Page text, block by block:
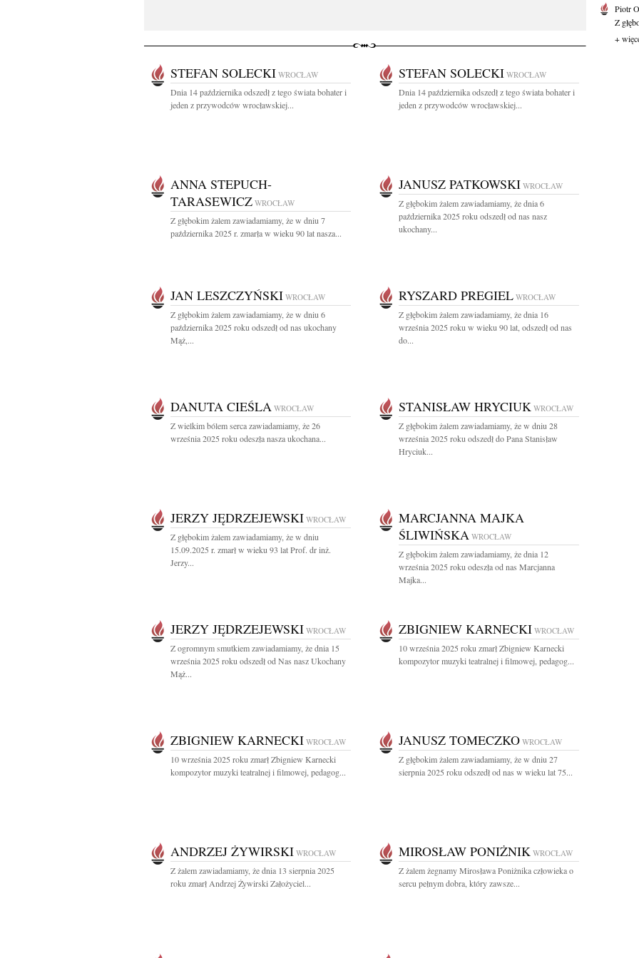
STEFAN SOLECKI WROCŁAW
Dnia 14 października odszedł z tego świata bohater i
jeden z przywodców wrocławskiej...
STEFAN SOLECKI WROCŁAW
Dnia 14 października odszedł z tego świata bohater i
jeden z przywodców wrocławskiej...
ANNA STEPUCH-
TARASEWICZ WROCŁAW
Z głębokim żalem zawiadamiamy, że w dniu 7
października 2025 r. zmarła w wieku 90 lat nasza...
JANUSZ PATKOWSKI WROCŁAW
Z głębokim żalem zawiadamiamy, że dnia 6
października 2025 roku odszedł od nas nasz
ukochany...
JAN LESZCZYŃSKI WROCŁAW
Z głębokim żalem zawiadamiamy, że w dniu 6
października 2025 roku odszedł od nas ukochany
Mąż,...
RYSZARD PREGIEL WROCŁAW
Z głębokim żalem zawiadamiamy, że dnia 16
września 2025 roku w wieku 90 lat, odszedł od nas
do...
DANUTA CIEŚLA WROCŁAW
Z wielkim bólem serca zawiadamiamy, że 26
września 2025 roku odeszła nasza ukochana...
STANISŁAW HRYCIUK WROCŁAW
Z głębokim żalem zawiadamiamy, że w dniu 28
września 2025 roku odszedł do Pana Stanisław
Hryciuk...
JERZY JĘDRZEJEWSKI WROCŁAW
Z głębokim żalem zawiadamiamy, że w dniu
15.09.2025 r. zmarł w wieku 93 lat Prof. dr inż.
Jerzy...
MARCJANNA MAJKA
ŚLIWIŃSKA WROCŁAW
Z głębokim żalem zawiadamiamy, że dnia 12
września 2025 roku odeszła od nas Marcjanna
Majka...
JERZY JĘDRZEJEWSKI WROCŁAW
Z ogromnym smutkiem zawiadamiamy, że dnia 15
września 2025 roku odszedł od Nas nasz Ukochany
Mąż...
ZBIGNIEW KARNECKI WROCŁAW
10 września 2025 roku zmarł Zbigniew Karnecki
kompozytor muzyki teatralnej i filmowej, pedagog...
ZBIGNIEW KARNECKI WROCŁAW
10 września 2025 roku zmarł Zbigniew Karnecki
kompozytor muzyki teatralnej i filmowej, pedagog...
JANUSZ TOMECZKO WROCŁAW
Z głębokim żalem zawiadamiamy, że w dniu 27
sierpnia 2025 roku odszedł od nas w wieku lat 75...
ANDRZEJ ŻYWIRSKI WROCŁAW
Z żalem zawiadamiamy, że dnia 13 sierpnia 2025
roku zmarł Andrzej Żywirski Założyciel...
MIROSŁAW PONIŻNIK WROCŁAW
Z żalem żegnamy Mirosława Poniżnika człowieka o
sercu pełnym dobra, który zawsze...
Piotr
Z
+